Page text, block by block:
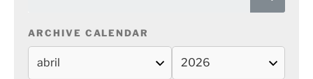
ARCHIVE CALENDAR